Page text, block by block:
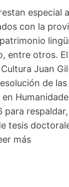
especial
con la
entre otros.
Juan
de las
para
tesis
más